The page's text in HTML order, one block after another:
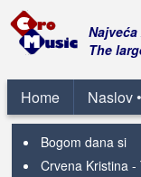
The
Home Naslov
Ajmo tugo, ajmo
Anđeli
Bećar, to je zvanje
Bit će bolje
Bogom dana si
Crvena Kristina